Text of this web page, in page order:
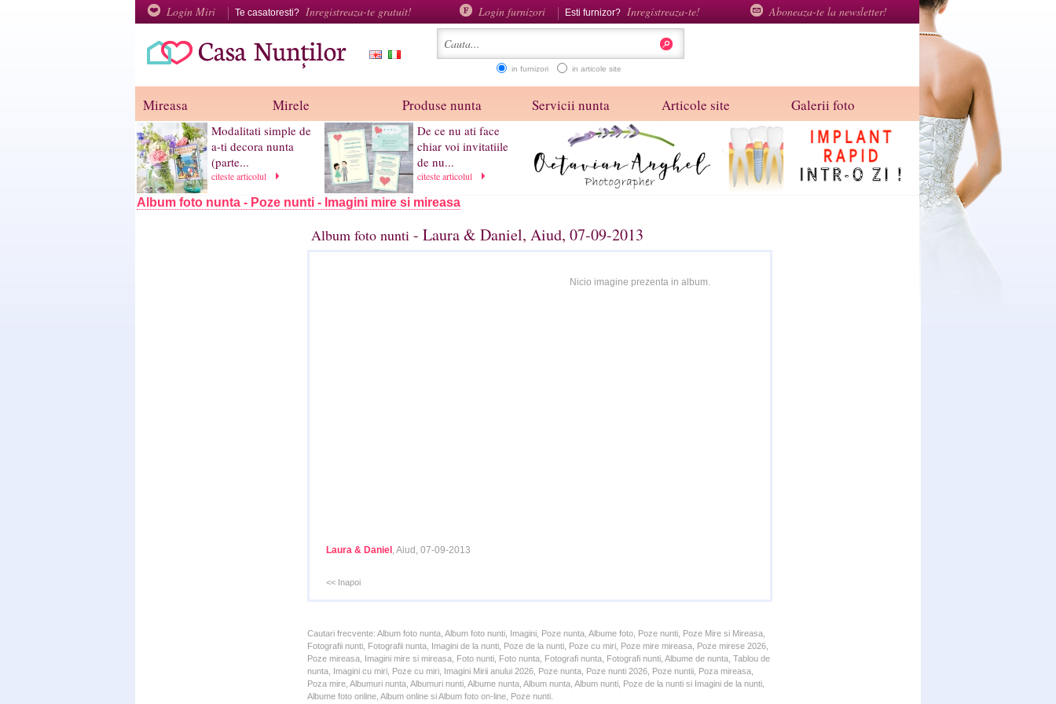
Login Miri Te casatoresti? Inregistreaza-te gratuit! Login furnizori Esti furnizor? Inregistreaza-te! Aboneaza-te la newsletter!
in furnizori in articole site
Mireasa Mirele Produse nunta Servicii nunta Articole site Galerii foto
Modalitati simple de
a-ti decora nunta
(parte...
citeste articolul
De ce nu ati face
chiar voi invitatiile
de nu...
citeste articolul
Album foto nunta - Poze nunti - Imagini mire si mireasa
Album foto nunti - Laura & Daniel, Aiud, 07-09-2013
Nicio imagine prezenta in album.
Laura & Daniel , Aiud, 07-09-2013
<< Inapoi
Cautari frecvente: Album foto nunta, Album foto nunti, Imagini, Poze nunta, Albume foto, Poze nunti, Poze Mire si Mireasa,
Fotografii nunti, Fotografii nunta, Imagini de la nunti, Poze de la nunti, Poze cu miri, Poze mire mireasa, Poze mirese 2026,
Poze mireasa, Imagini mire si mireasa, Foto nunti, Foto nunta, Fotografi nunta, Fotografi nunti, Albume de nunta, Tablou de
nunta, Imagini cu miri, Poze cu miri, Imagini Mirii anului 2026, Poze nunta, Poze nunti 2026, Poze nuntii, Poza mireasa,
Poza mire, Albumuri nunta, Albumuri nunti, Albume nunta, Album nunta, Album nunti, Poze de la nunti si Imagini de la nunti,
Albume foto online, Album online si Album foto on-line, Poze nunti.